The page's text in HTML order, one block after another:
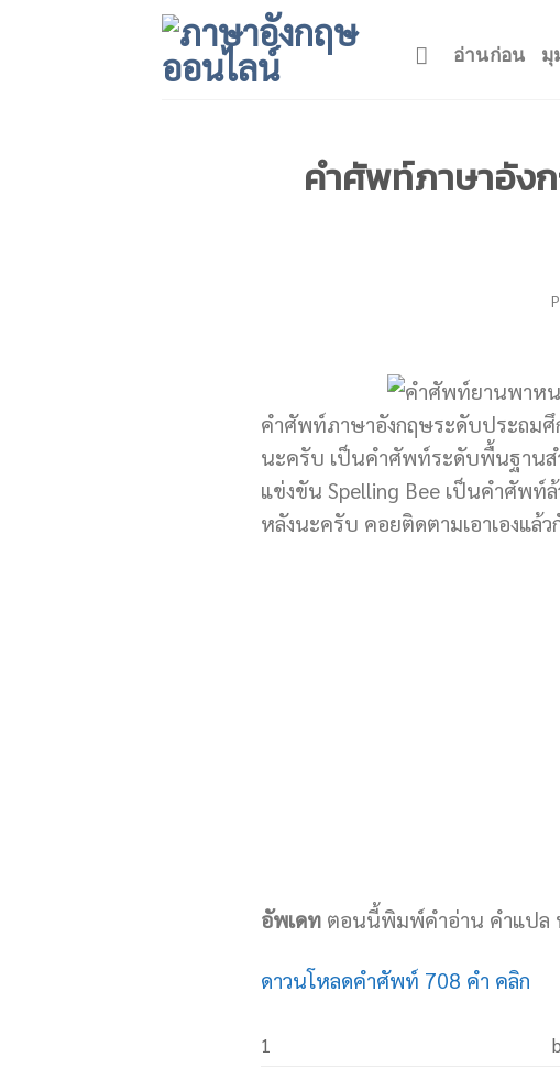
อ่านก่อน มุ
คำศัพท์ภาษาอัง
คำศัพท์ภาษาอังกฤษระดับประถมศึ
นะครับ เป็นคำศัพท์ระดับพื้นฐานส
แข่งขัน Spelling Bee เป็นคำศัพท์
หลังนะครับ คอยติดตามเอาเองแล้ว
อัพเดท ตอนนี้พิมพ์คำอ่าน คำแปล
ดาวนโหลดคำศัพท์ 708 คำ คลิก
1